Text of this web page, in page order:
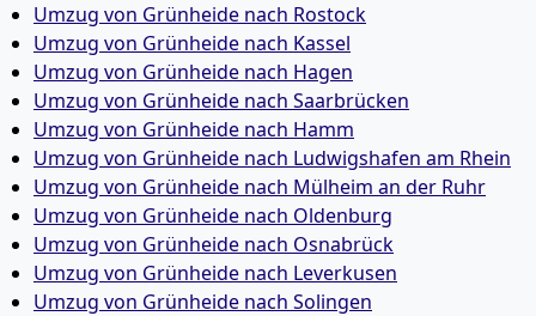
Umzug von Grünheide nach Rostock
Umzug von Grünheide nach Kassel
Umzug von Grünheide nach Hagen
Umzug von Grünheide nach Saarbrücken
Umzug von Grünheide nach Hamm
Umzug von Grünheide nach Ludwigshafen am Rhein
Umzug von Grünheide nach Mülheim an der Ruhr
Umzug von Grünheide nach Oldenburg
Umzug von Grünheide nach Osnabrück
Umzug von Grünheide nach Leverkusen
Umzug von Grünheide nach Solingen